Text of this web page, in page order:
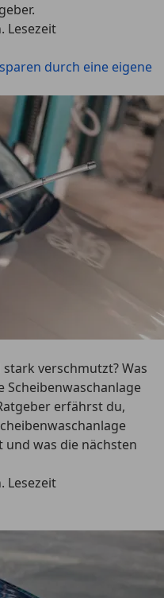
Lesezeit
durch eine eigene
verschmutzt? Was
Scheibenwaschanlage
erfährst du,
und was die nächsten
Lesezeit